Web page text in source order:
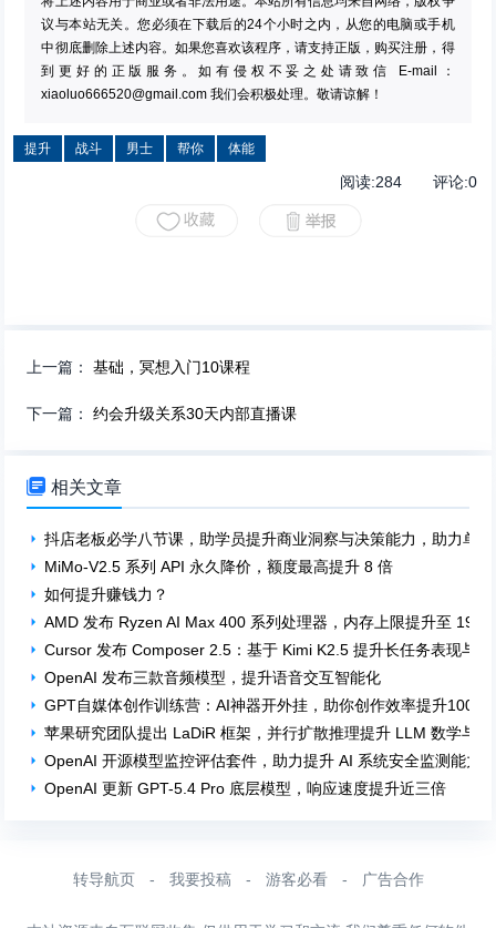
议与本站无关。您必须在下载后的24个小时之内，从您的电脑或手机
中彻底删除上述内容。如果您喜欢该程序，请支持正版，购买注册，得
到更好的正版服务。如有侵权不妥之处请致信 E-mail：
xiaoluo666520@gmail.com 我们会积极处理。敬请谅解！
提升 战斗 男士 帮你 体能
阅读:284评论:0
上一篇：基础，冥想入门10课程
下一篇：约会升级关系30天内部直播课
 相关文章
抖店老板必学八节课，助学员提升商业洞察与决策能力，助力单
MiMo-V2.5 系列 API 永久降价，额度最高提升 8 倍
如何提升赚钱力？
AMD 发布 Ryzen AI Max 400 系列处理器，内存上限提升至 192
Cursor 发布 Composer 2.5：基于 Kimi K2.5 提升长任务表现与
OpenAI 发布三款音频模型，提升语音交互智能化
GPT自媒体创作训练营：AI神器开外挂，助你创作效率提升100倍
苹果研究团队提出 LaDiR 框架，并行扩散推理提升 LLM 数学与
OpenAI 开源模型监控评估套件，助力提升 AI 系统安全监测能力
OpenAI 更新 GPT-5.4 Pro 底层模型，响应速度提升近三倍
转导航页 - 我要投稿 - 游客必看 - 广告合作